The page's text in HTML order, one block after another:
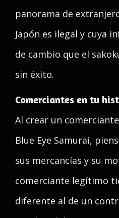
panorama de
Japón es ilegal y cuya
de cambio que el
sin éxito.
Comerciantes en tu
Al crear un
Blue Eye Samurai,
sus mercancías y su
comerciante legítimo
diferente al de un